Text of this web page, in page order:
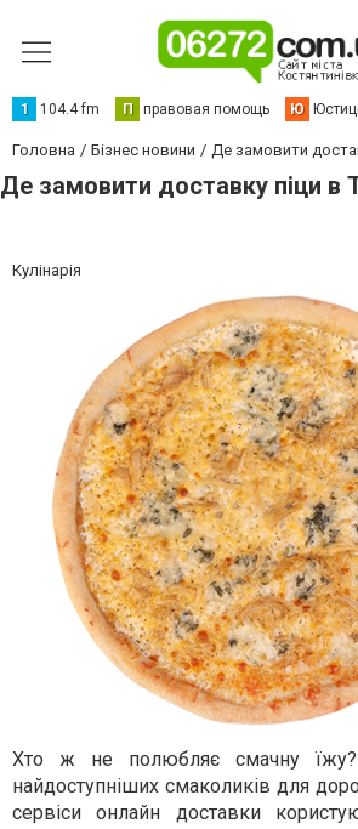
1 104.4 fm П правовая помощь Ю
Головна Бізнес новини Де замовити
Де замовити доставку піци в
Кулінарія
Хто ж не полюбляє смачну
найдоступніших смаколиків для
сервіси онлайн доставки